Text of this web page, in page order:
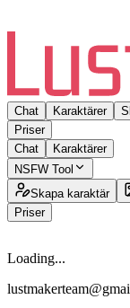
Chat Karaktärer
Priser
Chat
Karaktärer
NSFW Tool
Skapa karaktär
Priser
Loading...